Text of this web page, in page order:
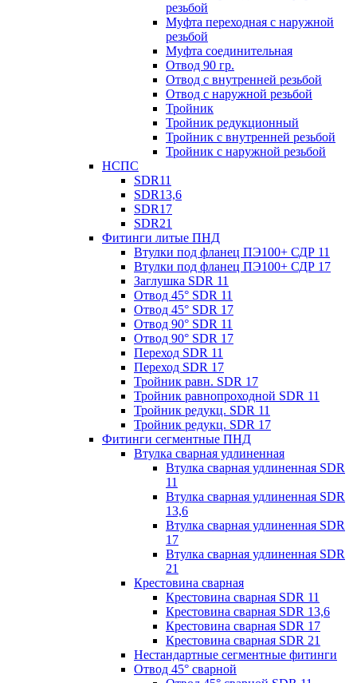
резьбой
Муфта переходная с наружной
резьбой
Муфта соединительная
Отвод 90 гр.
Отвод с внутренней резьбой
Отвод с наружной резьбой
Тройник
Тройник редукционный
Тройник с внутренней резьбой
Тройник с наружной резьбой
НСПС
SDR11
SDR13,6
SDR17
SDR21
Фитинги литые ПНД
Втулки под фланец ПЭ100+ СДР 11
Втулки под фланец ПЭ100+ СДР 17
Заглушка SDR 11
Отвод 45° SDR 11
Отвод 45° SDR 17
Отвод 90° SDR 11
Отвод 90° SDR 17
Переход SDR 11
Переход SDR 17
Тройник равн. SDR 17
Тройник равнопроходной SDR 11
Тройник редукц. SDR 11
Тройник редукц. SDR 17
Фитинги сегментные ПНД
Втулка сварная удлиненная
Втулка сварная удлиненная SDR
11
Втулка сварная удлиненная SDR
13,6
Втулка сварная удлиненная SDR
17
Втулка сварная удлиненная SDR
21
Крестовина сварная
Крестовина сварная SDR 11
Крестовина сварная SDR 13,6
Крестовина сварная SDR 17
Крестовина сварная SDR 21
Нестандартные сегментные фитинги
Отвод 45° сварной